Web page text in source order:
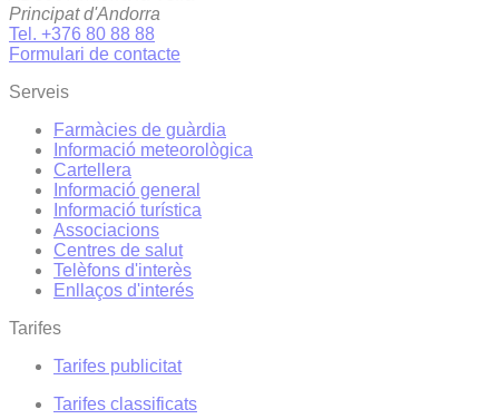
Principat d'Andorra
Tel. +376 80 88 88
Formulari de contacte
Serveis
Farmàcies de guàrdia
Informació meteorològica
Cartellera
Informació general
Informació turística
Associacions
Centres de salut
Telèfons d'interès
Enllaços d'interés
Tarifes
Tarifes publicitat
Tarifes classificats